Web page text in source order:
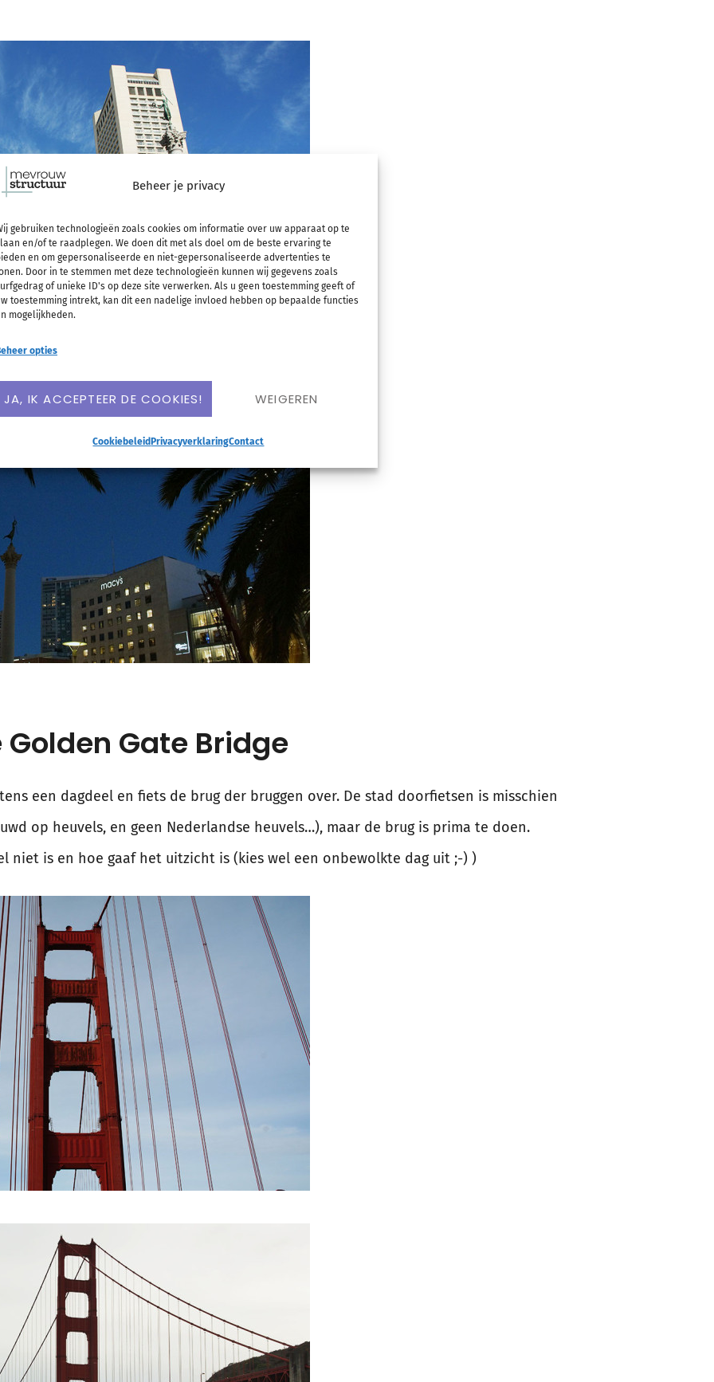
Beheer je privacy
gebruiken technologieën zoals cookies om informatie over uw apparaat op te
en/of te raadplegen. We doen dit met als doel om de beste ervaring te
en om gepersonaliseerde en niet-gepersonaliseerde advertenties te
Door in te stemmen met deze technologieën kunnen wij gegevens zoals
of unieke ID's op deze site verwerken. Als u geen toestemming geeft of
toestemming intrekt, kan dit een nadelige invloed hebben op bepaalde functies
mogelijkheden.
opties
JA, IK ACCEPTEER DE COOKIES! WEIGEREN
Cookiebeleid PrivacyverklaringContact
Gate Bridge
een dagdeel en fiets de brug der bruggen over. De stad doorfietsen is misschien
op heuvels, en geen Nederlandse heuvels…), maar de brug is prima te doen.
niet is en hoe gaaf het uitzicht is (kies wel een onbewolkte dag uit ;-) )